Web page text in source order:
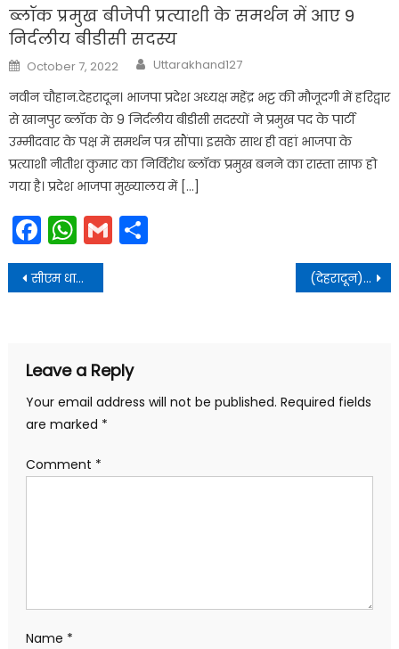
ब्लॉक प्रमुख बीजेपी प्रत्याशी के समर्थन में आए 9
निर्दलीय बीडीसी सदस्य
Posted
on
October 7, 2022 Author
Uttarakhand127
नवीन चौहान.देहरादून। भाजपा प्रदेश अध्यक्ष महेंद्र भट्ट की मौजूदगी में हरिद्वार
से खानपुर ब्लॉक के 9 निर्दलीय बीडीसी सदस्यों ने प्रमुख पद के पार्टी
उम्मीदवार के पक्ष में समर्थन पत्र सौंपा। इसके साथ ही वहां भाजपा के
प्रत्याशी नीतीश कुमार का निर्विरोध ब्लॉक प्रमुख बनने का रास्ता साफ हो
गया है। प्रदेश भाजपा मुख्यालय में […]
Facebook
WhatsApp
Gmail
Post
navigation
सीएम धामी का अल्टीमेटम, कहा-भ्रष्टाचार में शामिल लोगों पर होगी कठोर कार्रवाई (देहरादून)अब ऐसे कर्मचारी होगे जबरन रिटायर,हो रही है सूची तैयार।।
Leave a Reply
Your email address will not be published. Required fields
are marked *
Comment *
Name *